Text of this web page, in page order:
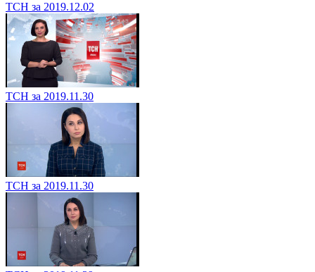
ТСН за 2019.12.02
ТСН за 2019.11.30
ТСН за 2019.11.30